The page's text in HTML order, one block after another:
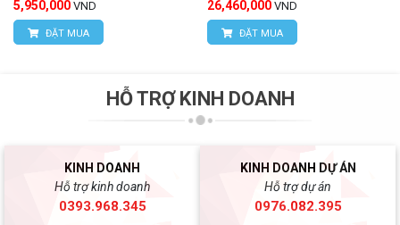
5,950,000 VND
ĐẶT MUA
26,460,000 VND
ĐẶT MUA
HỖ TRỢ KINH DOANH
KINH DOANH
Hỗ trợ kinh doanh
0393.968.345
KINH DOANH DỰ ÁN
Hỗ trợ dự án
0976.082.395